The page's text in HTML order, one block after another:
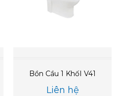
Bồn Cầu 1 KhốI V41
Liên hệ